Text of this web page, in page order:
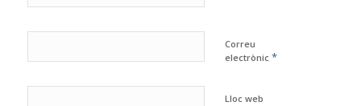
Correu
electrònic *
Lloc web